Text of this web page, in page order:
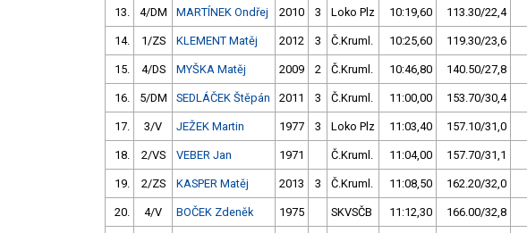
13. 4/DM MARTÍNEK Ondřej 2010 3 Loko Plz 10:19,60 113.30/22,4
14. 1/ZS KLEMENT Matěj 2012 3 Č.Kruml. 10:25,60 119.30/23,6
15. 4/DS MYŠKA Matěj 2009 2 Č.Kruml. 10:46,80 140.50/27,8
16. 5/DM SEDLÁČEK Štěpán 2011 3 Č.Kruml. 11:00,00 153.70/30,4
17. 3/V JEŽEK Martin 1977 3 Loko Plz 11:03,40 157.10/31,0
18. 2/VS VEBER Jan 1971 Č.Kruml. 11:04,00 157.70/31,1
19. 2/ZS KASPER Matěj 2013 3 Č.Kruml. 11:08,50 162.20/32,0
20. 4/V BOČEK Zdeněk 1975 SKVSČB 11:12,30 166.00/32,8